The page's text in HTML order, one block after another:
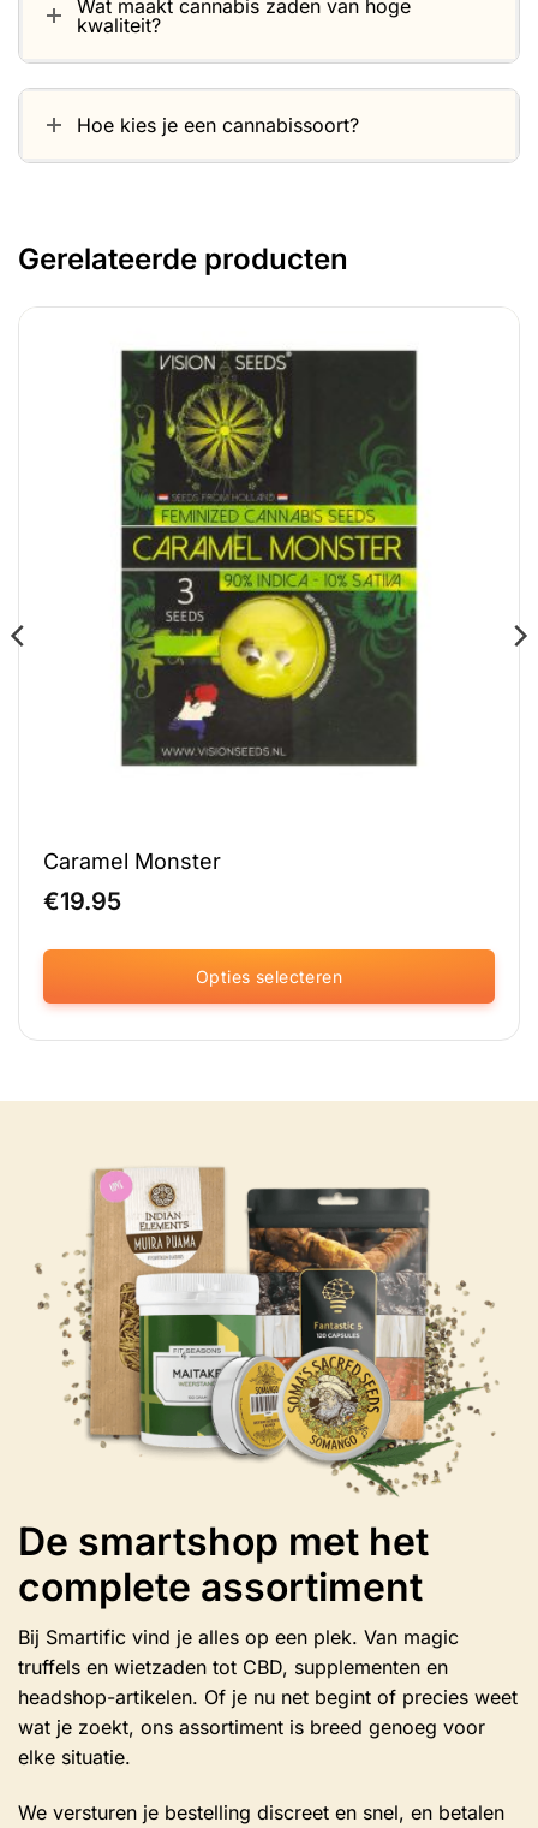
Wat maakt cannabis zaden van hoge
kwaliteit?
Hoe kies je een cannabissoort?
Gerelateerde producten
Caramel Monster
€19.95
Opties selecteren
Dit
product
worden
op
de
productpagina
De smartshop met het
complete assortiment
Bij Smartific vind je alles op een plek. Van magic
truffels en wietzaden tot CBD, supplementen en
headshop-artikelen. Of je nu net begint of precies weet
wat je zoekt, ons assortiment is breed genoeg voor
elke situatie.
We versturen je bestelling discreet en snel, en betalen